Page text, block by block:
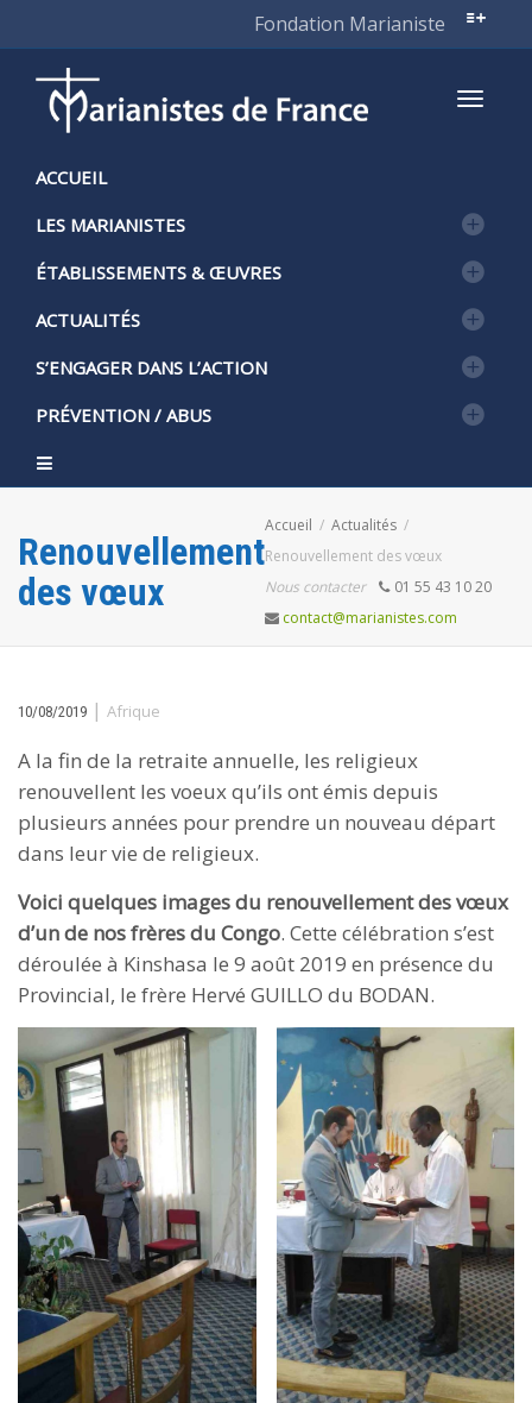
Fondation Marianiste
ACCUEIL
LES MARIANISTES
ÉTABLISSEMENTS & ŒUVRES
ACTUALITÉS
S’ENGAGER DANS L’ACTION
PRÉVENTION / ABUS
Renouvellement
des vœux
Accueil
Actualités
Renouvellement des vœux
Nous contacter
01 55 43 10 20
contact@marianistes.com
10/08/2019 | Afrique
A la fin de la retraite annuelle, les religieux
renouvellent les voeux qu’ils ont émis depuis
plusieurs années pour prendre un nouveau départ
dans leur vie de religieux.
Voici quelques images du renouvellement des vœux
d’un de nos frères du Congo. Cette célébration s’est
déroulée à Kinshasa le 9 août 2019 en présence du
Provincial, le frère Hervé GUILLO du BODAN.